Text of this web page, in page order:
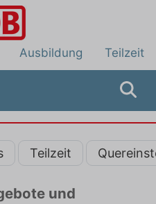
Ausbildung Teilzeit
Teilzeit
und